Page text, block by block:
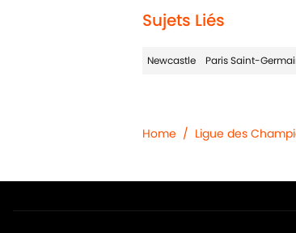
Sujets Liés
Newcastle Paris Saint-
Home / Ligue des